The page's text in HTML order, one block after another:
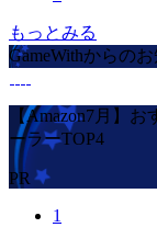
もっとみる
GameWithからの
【Amazon7月】
ーラーTOP4
PR
1